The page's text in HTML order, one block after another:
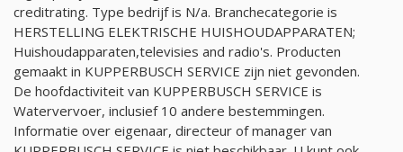
creditrating. Type bedrijf is N/a. Branchecategorie is
HERSTELLING ELEKTRISCHE HUISHOUDAPPARATEN;
Huishoudapparaten,televisies and radio's. Producten
gemaakt in KUPPERBUSCH SERVICE zijn niet gevonden.
De hoofdactiviteit van KUPPERBUSCH SERVICE is
Watervervoer, inclusief 10 andere bestemmingen.
Informatie over eigenaar, directeur of manager van